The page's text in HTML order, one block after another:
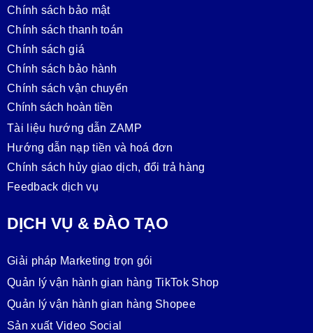
Chính sách bảo mật
Chính sách thanh toán
Chính sách giá
Chính sách bảo hành
Chính sách vận chuyển
Chính sách hoàn tiền
Tài liệu hướng dẫn ZAMP
Hướng dẫn nạp tiền và hoá đơn
Chính sách hủy giao dịch, đổi trả hàng
Feedback dịch vụ
DỊCH VỤ & ĐÀO TẠO
Giải pháp Marketing trọn gói
Quản lý vận hành gian hàng TikTok Shop
Quản lý vận hành gian hàng Shopee
Sản xuất Video Social